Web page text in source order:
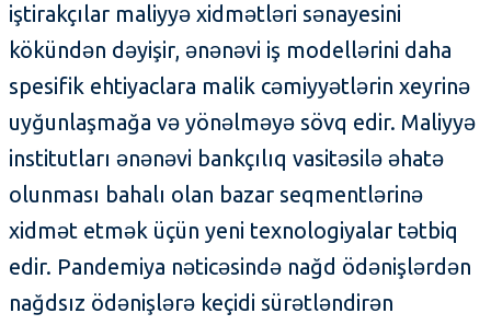
iştirakçılar maliyyə xidmətləri sənayesini
kökündən dəyişir, ənənəvi iş modellərini daha
spesifik ehtiyaclara malik cəmiyyətlərin xeyrinə
uyğunlaşmağa və yönəlməyə sövq edir. Maliyyə
institutları ənənəvi bankçılıq vasitəsilə əhatə
olunması bahalı olan bazar seqmentlərinə
xidmət etmək üçün yeni texnologiyalar tətbiq
edir. Pandemiya nəticəsində nağd ödənişlərdən
nağdsız ödənişlərə keçidi sürətləndirən